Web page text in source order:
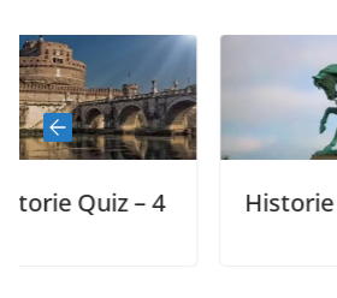
Quiz – 4 Historie